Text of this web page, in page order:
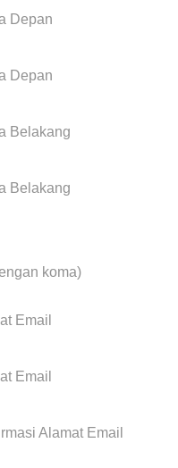
Depan
Depan
Belakang
Belakang
koma)
Email
Email
Alamat Email